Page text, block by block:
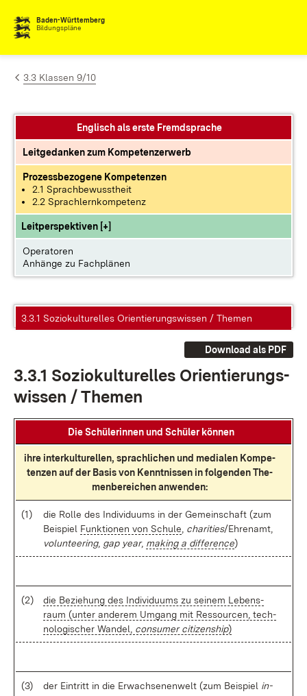
Zum Inhalt springen
Baden-Württemberg
Bildungspläne
3.3 Klassen 9/10
Englisch als erste Fremdsprache
Leitgedanken zum Kompetenzerwerb
Prozessbezogene Kompetenzen
2.1 Sprachbewusstheit
2.2 Sprachlernkompetenz
Leitperspektiven [+]
Operatoren
Anhänge zu Fachplänen
3.3.1 Soziokulturelles Orientierungswissen / Themen
Download als PDF
3.3.1 So­zio­kul­tu­rel­les Ori­en­tie­rungs­
wis­sen / The­men
Die Schü­le­rin­nen und Schü­ler kön­nen
ih­re in­ter­kul­tu­rel­len, sprach­li­chen und me­dia­len Kom­pe­
ten­zen auf der Ba­sis von Kennt­nis­sen in fol­gen­den The­
men­be­rei­chen an­wen­den:
(1)
die Rol­le des In­di­vi­du­ums in der Ge­mein­schaft (zum
Bei­spiel Funk­tio­nen von Schu­le cha­ri­ties/Eh­ren­amt,
vol­un­tee­ring, gap ye­ar, ma­king a dif­fe­rence)
(2)
die Be­zie­hung des In­di­vi­du­ums zu sei­nem Le­bens­
raum (un­ter an­de­rem Um­gang mit Res­sour­cen, tech­
no­lo­gi­scher Wan­del, con­su­mer ci­ti­zenship)
(3) der Ein­tritt in die Er­wach­se­nen­welt (zum Bei­spiel in­